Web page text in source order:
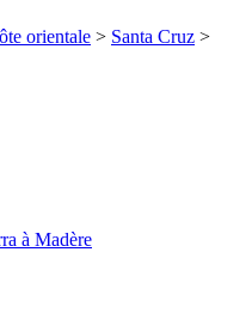
orientale > Santa Cruz >
à Madère